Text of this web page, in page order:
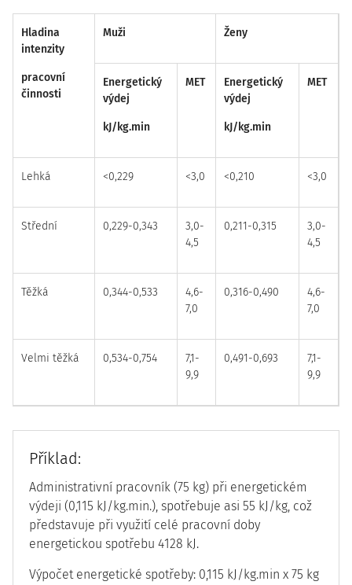
Hladina
intenzity
pracovní
činnosti
Muži Ženy
Energetický
výdej
kJ/kg.min
MET
Energetický
výdej
kJ/kg.min
MET
Lehká <0,229 <3,0 <0,210 <3,0
Střední 0,229-0,343
3,0-
4,5
0,211-0,315
3,0-
4,5
Těžká 0,344-0,533
4,6-
7,0
0,316-0,490
4,6-
7,0
Velmi těžká 0,534-0,754
7,1-
9,9
0,491-0,693
7,1-
9,9
Příklad:
Administrativní pracovník (75 kg) při energetickém
výdeji (0,115 kJ/kg.min.), spotřebuje asi 55 kJ/kg, což
představuje při využití celé pracovní doby
energetickou spotřebu 4128 kJ.
Výpočet energetické spotřeby: 0,115 kJ/kg.min x 75 kg